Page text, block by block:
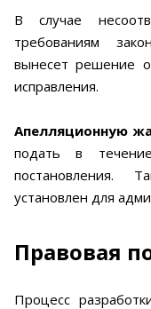
В случае
требованиям
вынесет решение
исправления.
Апелляционную
подать в
постановления.
установлен для
Правовая
Процесс